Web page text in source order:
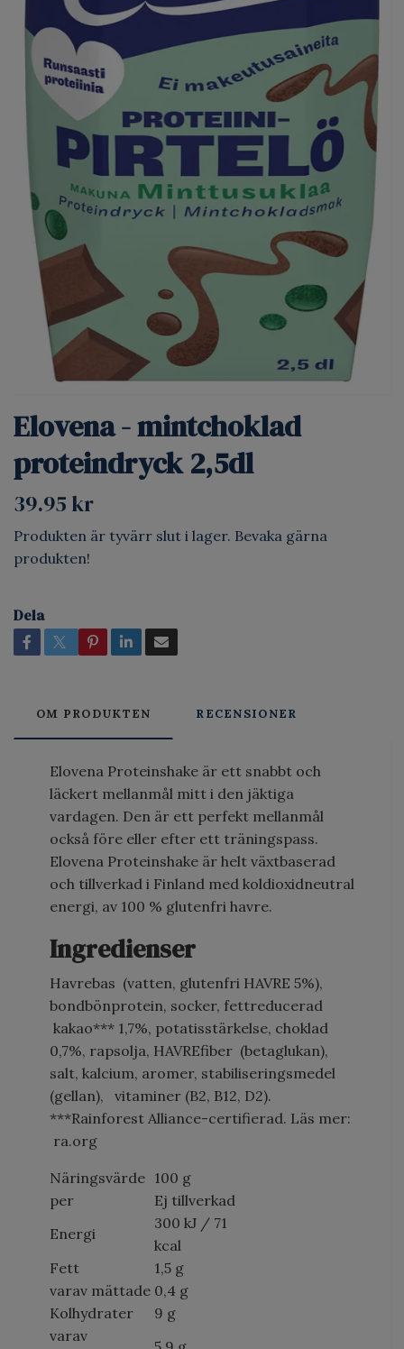
Elovena - mintchoklad
proteindryck 2,5dl
39.95 kr
Produkten är tyvärr slut i lager. Bevaka gärna
produkten!
Dela
OM PRODUKTEN RECENSIONER
Elovena Proteinshake är ett snabbt och
läckert mellanmål mitt i den jäktiga
vardagen. Den är ett perfekt mellanmål
också före eller efter ett träningspass.
Elovena Proteinshake är helt växtbaserad
och tillverkad i Finland med koldioxidneutral
energi, av 100 % glutenfri havre.
Ingredienser
Havrebas (vatten, glutenfri HAVRE 5%),
bondbönprotein, socker, fettreducerad
kakao*** 1,7%, potatisstärkelse, choklad
0,7%, rapsolja, HAVREfiber (betaglukan),
salt, kalcium, aromer, stabiliseringsmedel
(gellan), vitaminer (B2, B12, D2).
***Rainforest Alliance-certifierad. Läs mer:
ra.org
Näringsvärde
per
100 g
Ej tillverkad
Energi
300 kJ / 71
kcal
Fett
1,5 g
varav mättade 0,4 g
Kolhydrater
9 g
varav